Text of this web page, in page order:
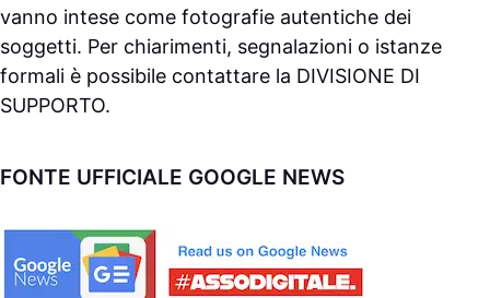
vanno intese come fotografie autentiche dei
soggetti. Per chiarimenti, segnalazioni o istanze
formali è possibile contattare la DIVISIONE DI
SUPPORTO.
FONTE UFFICIALE GOOGLE NEWS